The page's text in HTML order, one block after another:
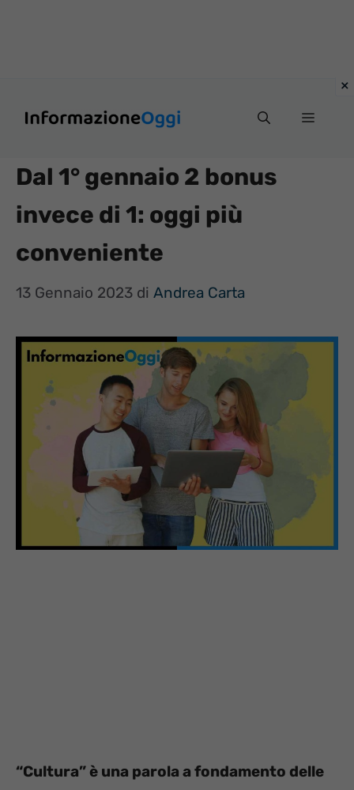
Menu
Dal 1° gennaio 2 bonus
invece di 1: oggi più
conveniente
13 Gennaio 2023 di Andrea Carta
“Cultura” è una parola a fondamento delle